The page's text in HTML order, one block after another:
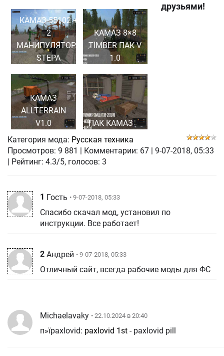
КАМАЗ-55102 +
2
МАНИПУЛЯТОРА
STEPA
КАМАЗ 8×8
TIMBER ПАК V
1.0
КАМАЗ
ALLTERRAIN
V1.0
ПАК КАМАЗ
друзьями!
Категория мода: Русская техника
Просмотров: 9 881 Комментарии: 67
9-07-2018, 05:33
| Рейтинг: 4.3/5, голосов: 3
1 Гость • 9-07-2018, 05:33
Спасибо скачал мод, установил по
инструкции. Все работает!
2 Андрей • 9-07-2018, 05:33
Отличный сайт, всегда рабочие моды для ФС
Michaelavaky • 22.10.2024 в 20:40
п»їpaxlovid: paxlovid 1st - paxlovid pill